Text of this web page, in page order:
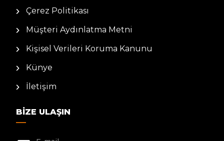
Çerez Politikası
Müşteri Aydınlatma Metni
Kişisel Verileri Koruma Kanunu
Künye
İletişim
BIZE ULAŞIN